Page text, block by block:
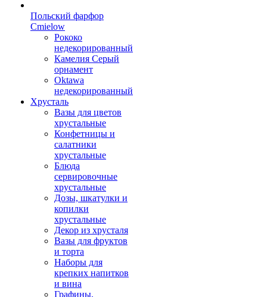
Польский фарфор
Сmielow
Рококо
недекорированный
Камелия Серый
орнамент
Oktawa
недекорированный
Хрусталь
Вазы для цветов
хрустальные
Конфетницы и
салатники
хрустальные
Блюда
сервировочные
хрустальные
Дозы, шкатулки и
копилки
хрустальные
Декор из хрусталя
Вазы для фруктов
и торта
Наборы для
крепких напитков
и вина
Графины,